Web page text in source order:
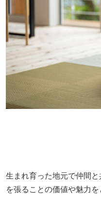
生まれ育った地元で仲間
を張ることの価値や魅力を